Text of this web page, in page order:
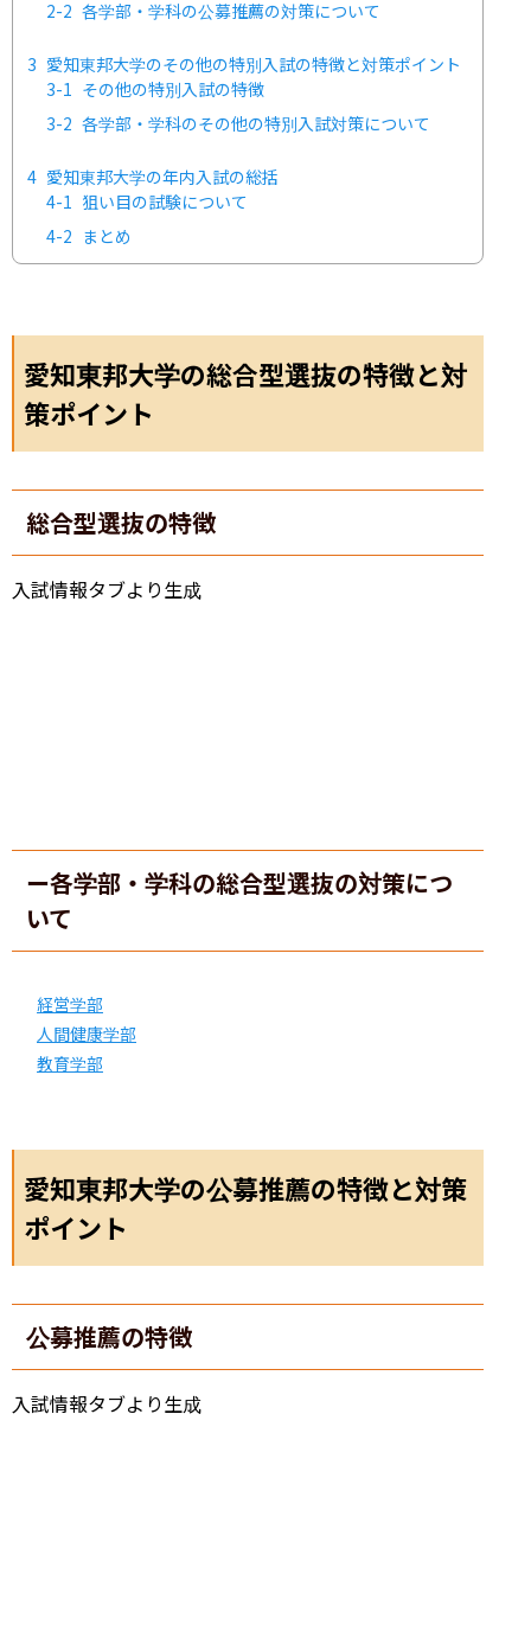
2-2 各学部・学科の公募推薦の対策について
3 愛知東邦大学のその他の特別入試の特徴と対策ポイント
3-1 その他の特別入試の特徴
3-2 各学部・学科のその他の特別入試対策について
4 愛知東邦大学の年内入試の総括
4-1 狙い目の試験について
4-2 まとめ
愛知東邦大学の総合型選抜の特徴と対
策ポイント
総合型選抜の特徴
入試情報タブより生成
ー各学部・学科の総合型選抜の対策につ
いて
経営学部
人間健康学部
教育学部
愛知東邦大学の公募推薦の特徴と対策
ポイント
公募推薦の特徴
入試情報タブより生成